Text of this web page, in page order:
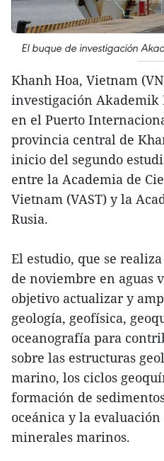
El buque de investigación
Khanh Hoa, Vietnam
investigación Akademik
en el Puerto
provincia central de
inicio del segundo
entre la Academia de
Vietnam (VAST) y la
Rusia.
El estudio, que se
de noviembre en aguas
objetivo actualizar y
geología, geofísica,
oceanografía para
sobre las estructuras
marino, los ciclos
formación de
oceánica y la evaluación
minerales marinos.